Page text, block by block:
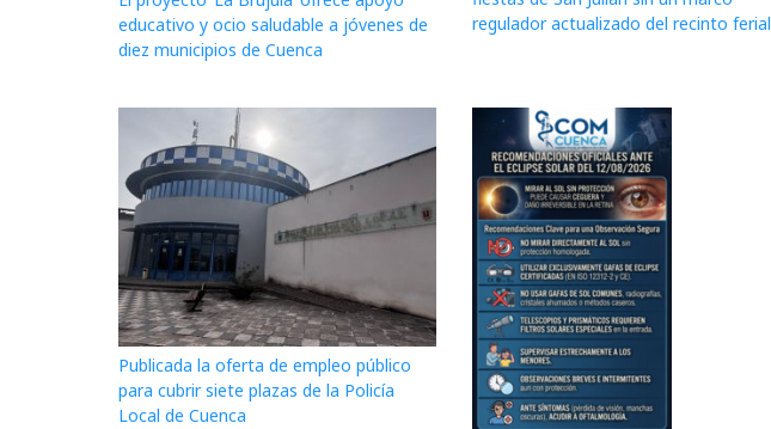
educativo y ocio saludable a jóvenes de
diez municipios de Cuenca
regulador actualizado del recinto ferial
Publicada la oferta de empleo público
para cubrir siete plazas de la Policía
Local de Cuenca